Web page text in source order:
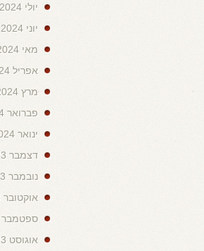
יולי 2024
יוני 2024
מאי 2024
אפריל 2024
מרץ 2024
פברואר 2024
ינואר 2024
דצמבר 2023
נובמבר 2023
אוקטובר 2023
ספטמבר 2023
אוגוסט 2023